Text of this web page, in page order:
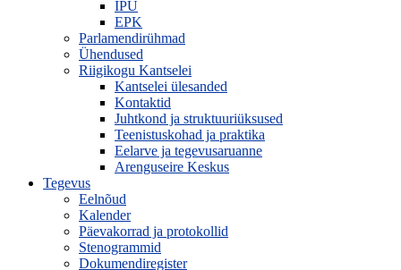
IPU
EPK
Parlamendirühmad
Ühendused
Riigikogu Kantselei
Kantselei ülesanded
Kontaktid
Juhtkond ja struktuuriüksused
Teenistuskohad ja praktika
Eelarve ja tegevusaruanne
Arenguseire Keskus
Tegevus
Eelnõud
Kalender
Päevakorrad ja protokollid
Stenogrammid
Dokumendiregister